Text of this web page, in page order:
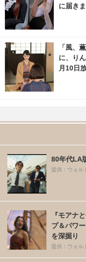
に届き
「風、
に、り
月10日
80年代LA
提供：ウォル
『モアナ
プ＆パワ
を深掘り
提供：ウォル